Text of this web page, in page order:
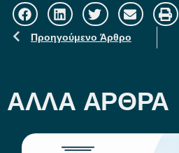
Prev
Προηγούμενο Άρθρο
ΆΛΛΑ ΑΡΘΡΑ